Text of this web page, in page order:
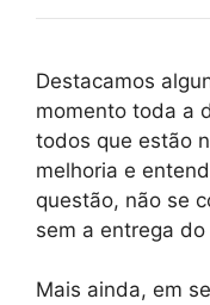
Destacamos
momento toda a
todos que estão
melhoria e
questão, não se
sem a entrega
Mais ainda, em